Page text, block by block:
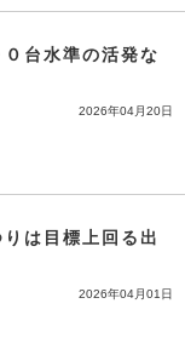
台水準の活発な
2026年04月20日
は目標上回る出
2026年04月01日